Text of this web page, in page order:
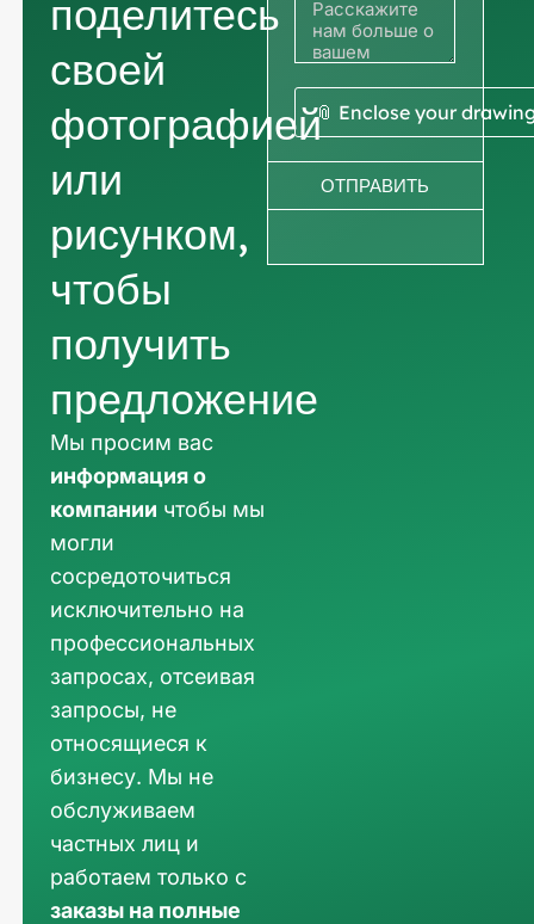
поделитесь
своей
фотографией
или
рисунком,
чтобы
получить
предложение
Мы просим вас
информация о
компании чтобы мы
могли
сосредоточиться
исключительно на
профессиональных
запросах, отсеивая
запросы, не
относящиеся к
бизнесу. Мы не
обслуживаем
частных лиц и
работаем только с
заказы на полные
📎 Enclose your
ОТПРАВИТЬ